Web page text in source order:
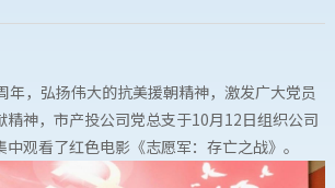
年，弘扬伟大的抗美援朝精神，激发广大党员
精神，市产投公司党总支于10月12日组织公司
观看了红色电影《志愿军：存亡之战》。